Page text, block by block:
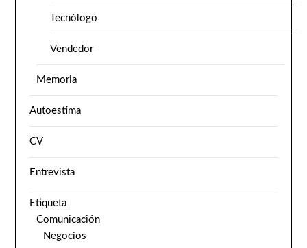
Tecnólogo
Vendedor
Memoria
Autoestima
CV
Entrevista
Etiqueta
Comunicación
Negocios